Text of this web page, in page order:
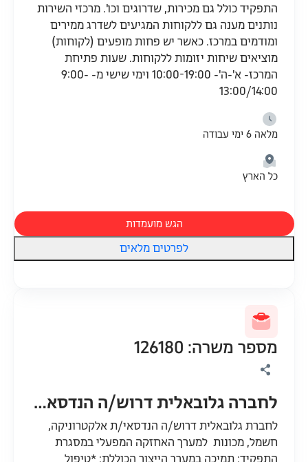
התפקיד כולל גם מכירות, שדרוגים וכו'. מרכזי השירות
נותנים מענה גם ללקוחות המגיעים לשדרג ממירים
ומודמים במרכז. כאשר יש פחות מופעים (לקוחות)
מוציאים שיחות יזומות ללקוחות. שעות פתיחת
המרכז- א'-ה'- 10:00-19:00 וימי שישי מ- 9:00-
13:00/14:00
מלאה 6 ימי עבודה
כל הארץ
הגש מועמדות
לפרטים מלאים
מספר משרה: 126180
לחברה גלובאלית דרוש/ה הנדסאי/ת אלקטרוניקה/חשמל/מכונות למערך האחזקה המפעלי בב"ש
לחברת גלובאלית דרוש/ה הנדסאי/ת אלקטרוניקה,
חשמל, מכונות למערך האחזקה המפעלי במסגרת
התפקיד: תמיכה במערך הייצור הכוללת: *טיפול